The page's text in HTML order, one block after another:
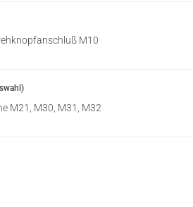
M10
M21, M30, M31, M32